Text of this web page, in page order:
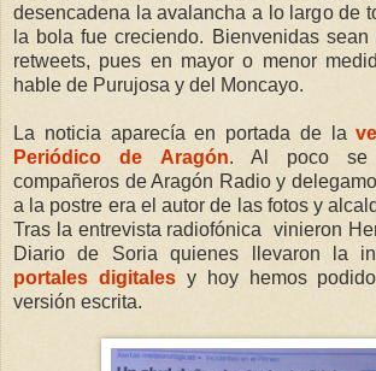
desencadena la avalancha a lo largo de
la bola fue creciendo. Bienvenidas
retweets, pues en mayor o menor
hable de Purujosa y del Moncayo.
La noticia aparecía en portada de la
Periódico de Aragón. Al poco se
compañeros de Aragón Radio y
a la postre era el autor de las fotos y
Tras la entrevista radiofónica vinieron
Diario de Soria quienes llevaron la
portales digitalesy hoy hemos
versión escrita.